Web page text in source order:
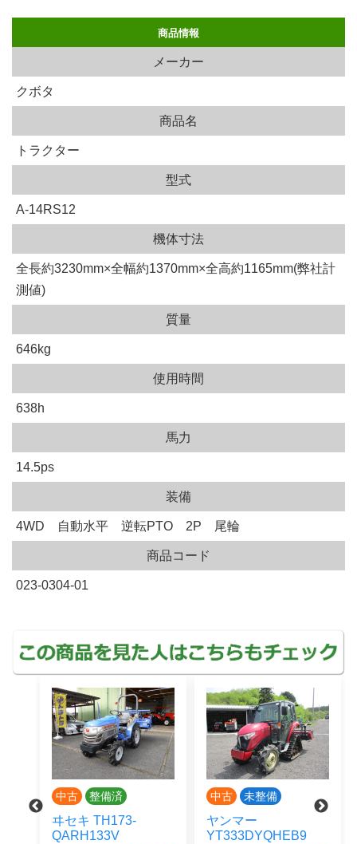
商品情報
メーカー
クボタ
商品名
トラクター
型式
A-14RS12
機体寸法
全長約3230mm×全幅約1370mm×全高約1165mm(弊社計
測値)
質量
646kg
使用時間
638h
馬力
14.5ps
装備
4WD 自動水平 逆転PTO 2P 尾輪
商品コード
023-0304-01
中古 整備済
ヰセキ TH173-
QARH133V
中古 未整備
ヤンマー
YT333DYQHEB9